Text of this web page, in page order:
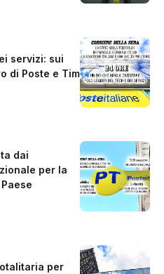
servizi: sui
di Poste e Tim
dai
per la
per